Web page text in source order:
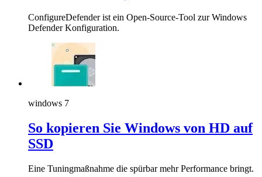
ConfigureDefender ist ein Open-Source-Tool zur Windows
Defender Konfiguration.
windows 7
So kopieren Sie Windows von HD auf
SSD
Eine Tuningmaßnahme die spürbar mehr Performance bringt.